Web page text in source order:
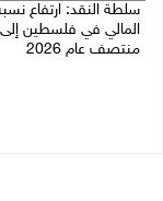
سلطة النقد: ارتفاع
منتصف عام 2026